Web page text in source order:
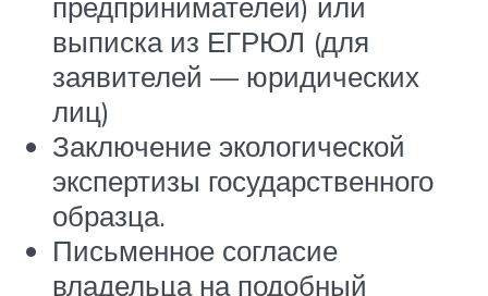
выписка из ЕГРЮЛ (для
заявителей — юридических
лиц)
Заключение экологической
экспертизы государственного
образца.
Письменное согласие
владельца на подобный